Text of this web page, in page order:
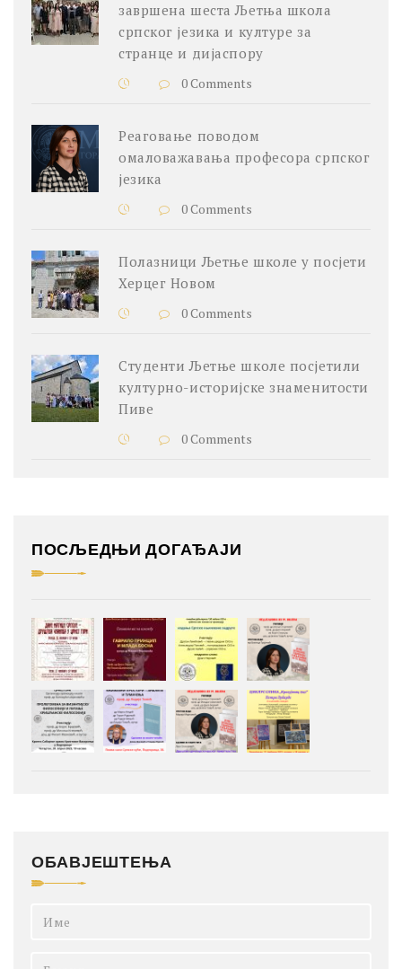
завршена шеста Љетња школа
српског језика и културе за
странце и дијаспору
0 Comments
Реаговање поводом
омаловажавања професора српског
језика
0 Comments
Полазници Љетње школе у посјети
Херцег Новом
0 Comments
Студенти Љетње школе посјетили
културно-историјске знаменитости
Пиве
0 Comments
ПОСЉЕДЊИ ДОГАЂАЈИ
ОБАВЈЕШТЕЊА